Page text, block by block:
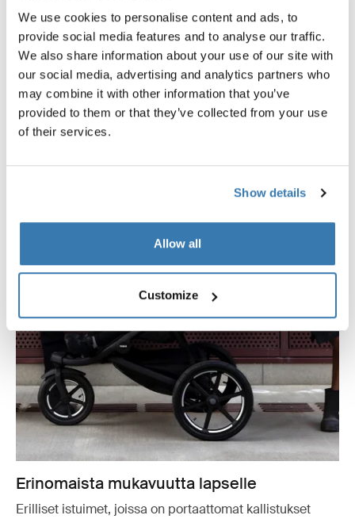
We use cookies to personalise content and ads, to
provide social media features and to analyse our traffic.
We also share information about your use of our site with
our social media, advertising and analytics partners who
may combine it with other information that you’ve
provided to them or that they’ve collected from your use
of their services.
Show details
Allow all
Customize
kahta lasta.
Erinomaista mukavuutta lapselle
Erilliset istuimet, joissa on portaattomat kallistukset